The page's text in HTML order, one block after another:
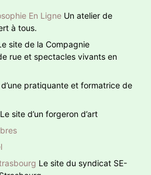
En Ligne Un atelier de
à tous.
site de la Compagnie
rue et spectacles vivants en
pratiquante et formatrice de
Le site d’un forgeron d’art
Le site du syndicat SE-